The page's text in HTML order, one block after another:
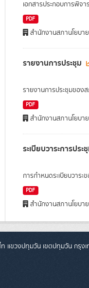
เอกสารประกอบการพิจา
PDF
สำนักงานสภานโยบา
รายงานการประชุม
รายงานการประชุมของ
PDF
สำนักงานสภานโยบา
ระเบียบวาระการประ
การกำหนดระเบียบวาระ
PDF
สำนักงานสภานโยบา
แขวงปทุมวัน เขตปทุมวัน กรุง